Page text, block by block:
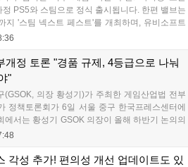
PS5와 스팀으로 정식 출시됩니다. 한편 밸브는
지 '스팀 넥스트 페스트'를 개최하며, 유비소프트
'가 스팀에 출시되었고, 농장 시뮬레이션 '돌록 타
자들의 기대를 모으고 있습니다....
개정 토론 "경품 규제, 4등급으로 나눠
"
(GSOK, 의장 황성기)가 주최한 게임산업법 전부
정책토론회가 6일 서울 중구 한국프레스센터에
에서는 황성기 GSOK 의장이 올해 하반기 논의의
은 데 이어, 박종현 한양대 법학전문대학원 교수
각성 추가! 편의성 개선 업데이트도 있